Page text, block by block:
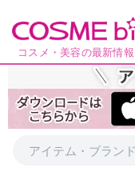
コスメ・美容の最新情報